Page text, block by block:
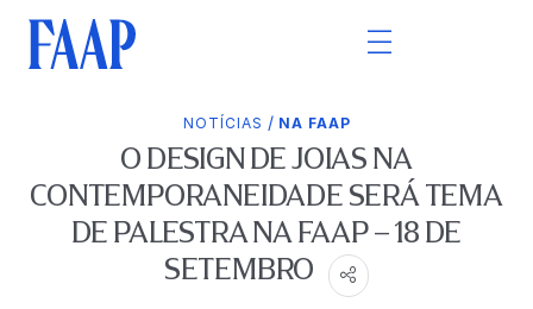
NOTÍCIAS / NA FAAP
O DESIGN DE JOIAS NA
CONTEMPORANEIDADE SERÁ TEMA
DE PALESTRA NA FAAP – 18 DE
SETEMBRO